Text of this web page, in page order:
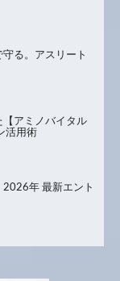
る。アスリート
アミノバイタル
活用術
2026年 最新エント